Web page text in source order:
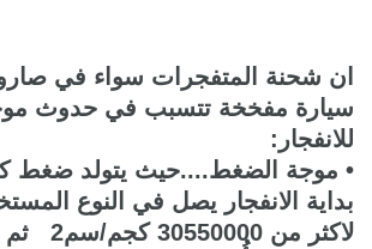
ان شحنة المتفجرات سواء في
سيارة مفخخة تتسبب في حدوث
للانفجار:
• موجة الضغط....حيث يتولد ضغط
بداية الانفجار يصل في النوع
لاكثر